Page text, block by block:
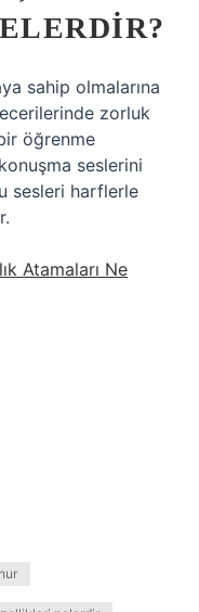
sahip olmalarına
zorluk
öğrenme
seslerini
sesleri harflerle
Atamaları Ne